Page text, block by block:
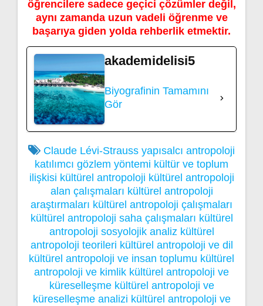
öğrencilere sadece geçici çözümler değil,
aynı zamanda uzun vadeli öğrenme ve
başarıya giden yolda rehberlik etmektir.
akademidelisi5
Biyografinin Tamamını
Gör
Claude Lévi-Strauss yapısalcı antropoloji
katılımcı gözlem yöntemi kültür ve toplum
ilişkisi kültürel antropoloji kültürel antropoloji
alan çalışmaları kültürel antropoloji
araştırmaları kültürel antropoloji çalışmaları
kültürel antropoloji saha çalışmaları kültürel
antropoloji sosyolojik analiz kültürel
antropoloji teorileri kültürel antropoloji ve dil
kültürel antropoloji ve insan toplumu kültürel
antropoloji ve kimlik kültürel antropoloji ve
küreselleşme kültürel antropoloji ve
küreselleşme analizi kültürel antropoloji ve